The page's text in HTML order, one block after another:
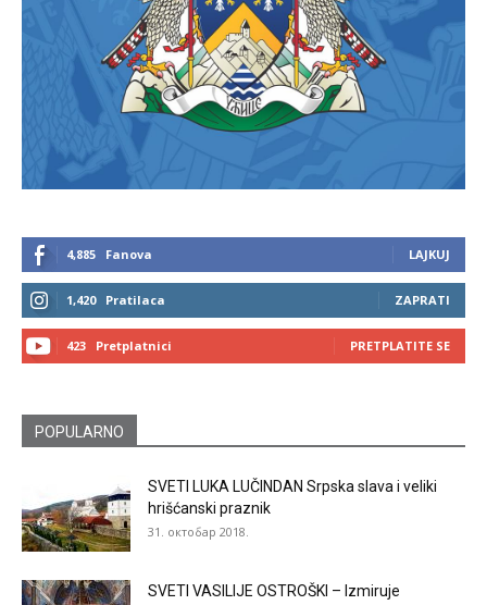
4,885 Fanova LAJKUJ
1,420 Pratilaca ZAPRATI
423 Pretplatnici PRETPLATITE SE
POPULARNO
SVETI LUKA LUČINDAN Srpska slava i veliki
hrišćanski praznik
31. октобар 2018.
SVETI VASILIJE OSTROŠKI – Izmiruje